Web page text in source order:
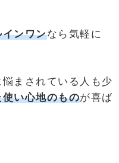
ンワンなら気軽に
悩まされている人も少
使い心地のものが喜ば